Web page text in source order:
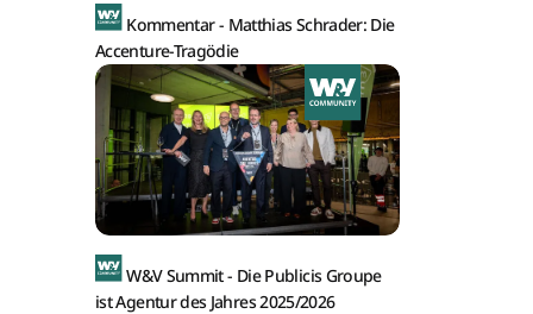
Kommentar - Matthias Schrader: Die
Accenture-Tragödie
W&V Summit - Die Publicis Groupe
ist Agentur des Jahres 2025/2026